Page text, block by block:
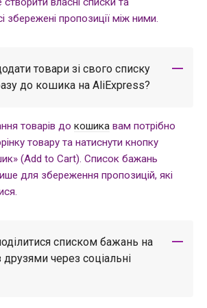
збережені пропозиції між ними.
товари зі свого списку
до кошика на AliExpress?
товарів до кошика вам потрібно
товару та натиснути кнопку
(Add to Cart). Список бажань
для збереження пропозицій, які
списком бажань на
через соціальні